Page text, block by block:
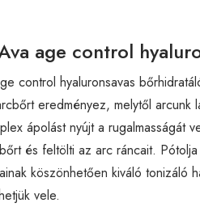
age control
control hyaluronsavas
eredményez, melytől arcunk
ápolást nyújt a rugalmasságát
és feltölti az arc ráncait.
köszönhetően kiváló
vele.